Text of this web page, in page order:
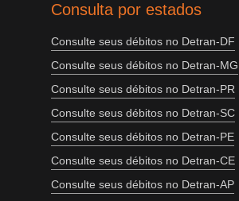
Consulta por estados
Consulte seus débitos no Detran-DF
Consulte seus débitos no Detran-MG
Consulte seus débitos no Detran-PR
Consulte seus débitos no Detran-SC
Consulte seus débitos no Detran-PE
Consulte seus débitos no Detran-CE
Consulte seus débitos no Detran-AP